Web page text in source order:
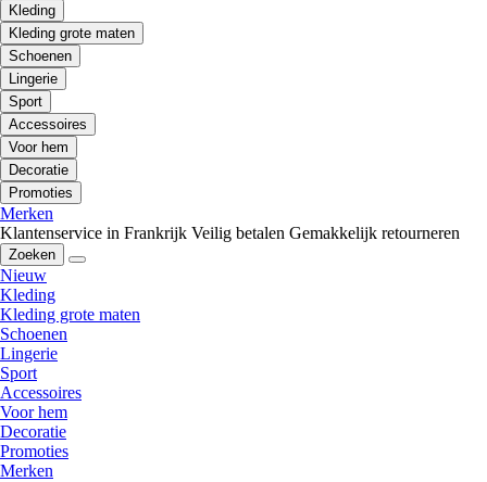
Kleding
Kleding grote maten
Schoenen
Lingerie
Sport
Accessoires
Voor hem
Decoratie
Promoties
Merken
Klantenservice in Frankrijk Veilig betalen Gemakkelijk retourneren
Zoeken
Nieuw
Kleding
Kleding grote maten
Schoenen
Lingerie
Sport
Accessoires
Voor hem
Decoratie
Promoties
Merken